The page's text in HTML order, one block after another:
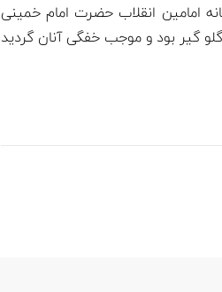
امامین انقلاب حضرت امام خمینی
گیر بود و موجب خفگی آنان گردید